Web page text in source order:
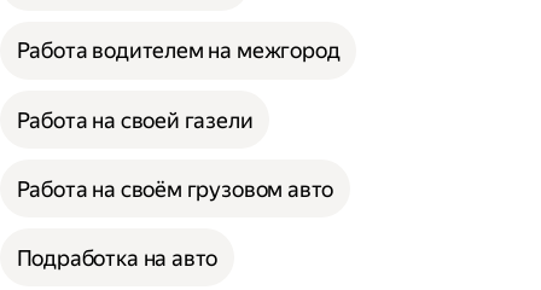
Работа водителем на межгород
Работа на своей газели
Работа на своём грузовом авто
Подработка на авто